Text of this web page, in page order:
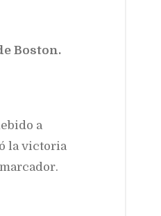
Boston.
a
la victoria